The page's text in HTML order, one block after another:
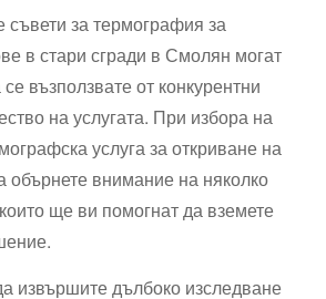
за термография за
в стари сгради в Смолян могат
възползвате от конкурентни
на услугата. При избора на
услуга за откриване на
обърнете внимание на няколко
ще ви помогнат да вземете
извършите дълбоко изследване